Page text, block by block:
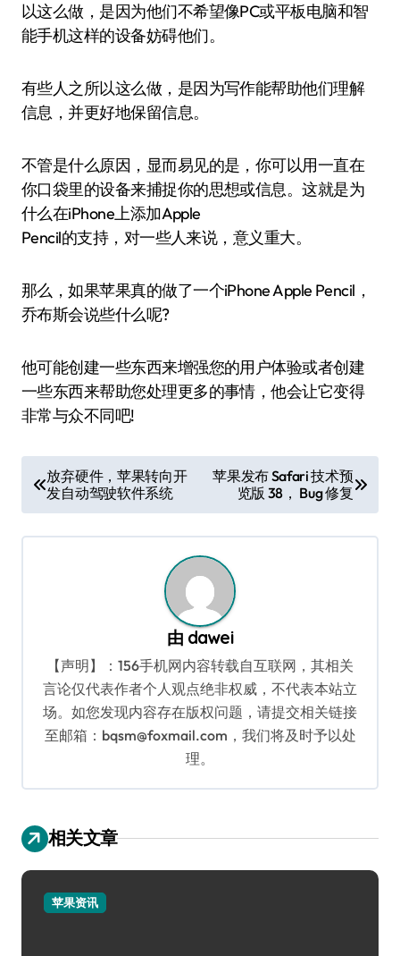
以这么做，是因为他们不希望像PC或平板电脑和智
能手机这样的设备妨碍他们。
有些人之所以这么做，是因为写作能帮助他们理解
信息，并更好地保留信息。
不管是什么原因，显而易见的是，你可以用一直在
你口袋里的设备来捕捉你的思想或信息。这就是为
什么在iPhone上添加Apple
Pencil的支持，对一些人来说，意义重大。
那么，如果苹果真的做了一个iPhone Apple Pencil，
乔布斯会说些什么呢?
他可能创建一些东西来增强您的用户体验或者创建
一些东西来帮助您处理更多的事情，他会让它变得
非常与众不同吧!
章
导
放弃硬件，苹果转向开
发自动驾驶软件系统
苹果发布 Safari 技术预
览版 38， Bug 修复
由 dawei
【声明】：156手机网内容转载自互联网，其相关
言论仅代表作者个人观点绝非权威，不代表本站立
场。如您发现内容存在版权问题，请提交相关链接
至邮箱：bqsm@foxmail.com，我们将及时予以处
理。
相关文章
苹果资讯